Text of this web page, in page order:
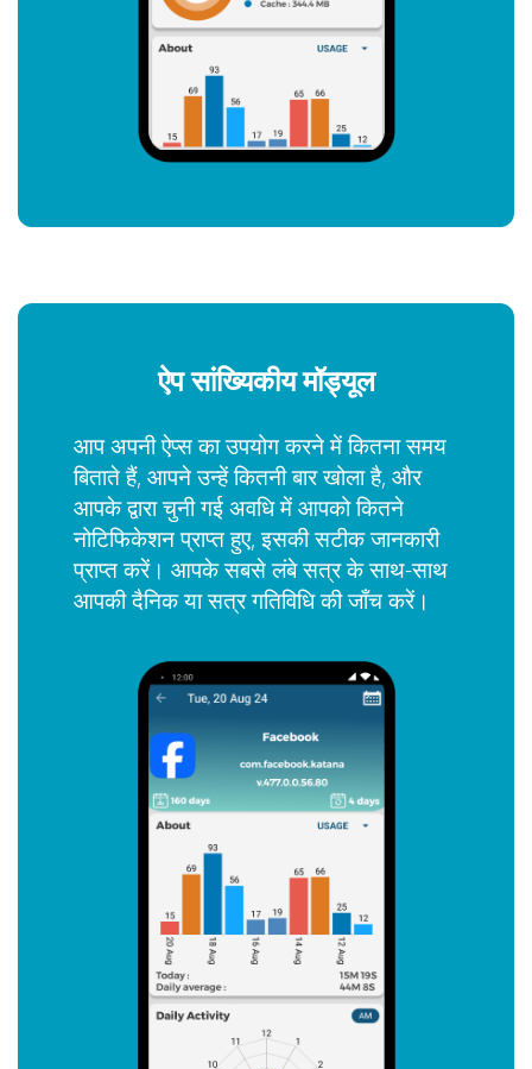
ऐप सांख्यिकीय मॉड्यूल
आप अपनी ऐप्स का उपयोग करने में कितना समय
बिताते हैं, आपने उन्हें कितनी बार खोला है, और
आपके द्वारा चुनी गई अवधि में आपको कितने
नोटिफिकेशन प्राप्त हुए, इसकी सटीक जानकारी
प्राप्त करें। आपके सबसे लंबे सत्र के साथ-साथ
आपकी दैनिक या सत्र गतिविधि की जाँच करें।